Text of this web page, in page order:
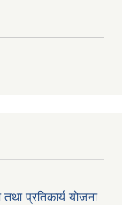
प्रतिकार्य योजना